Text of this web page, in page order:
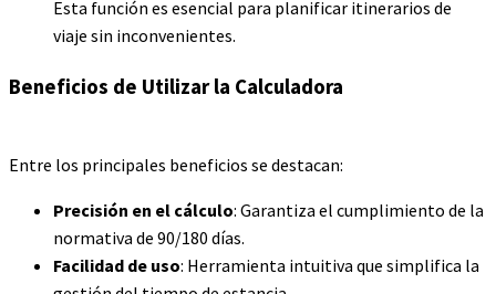
Esta función es esencial para planificar itinerarios de
viaje sin inconvenientes.
Beneficios de Utilizar la Calculadora
Entre los principales beneficios se destacan:
Precisión en el cálculo: Garantiza el cumplimiento de la
normativa de 90/180 días.
Facilidad de uso: Herramienta intuitiva que simplifica la